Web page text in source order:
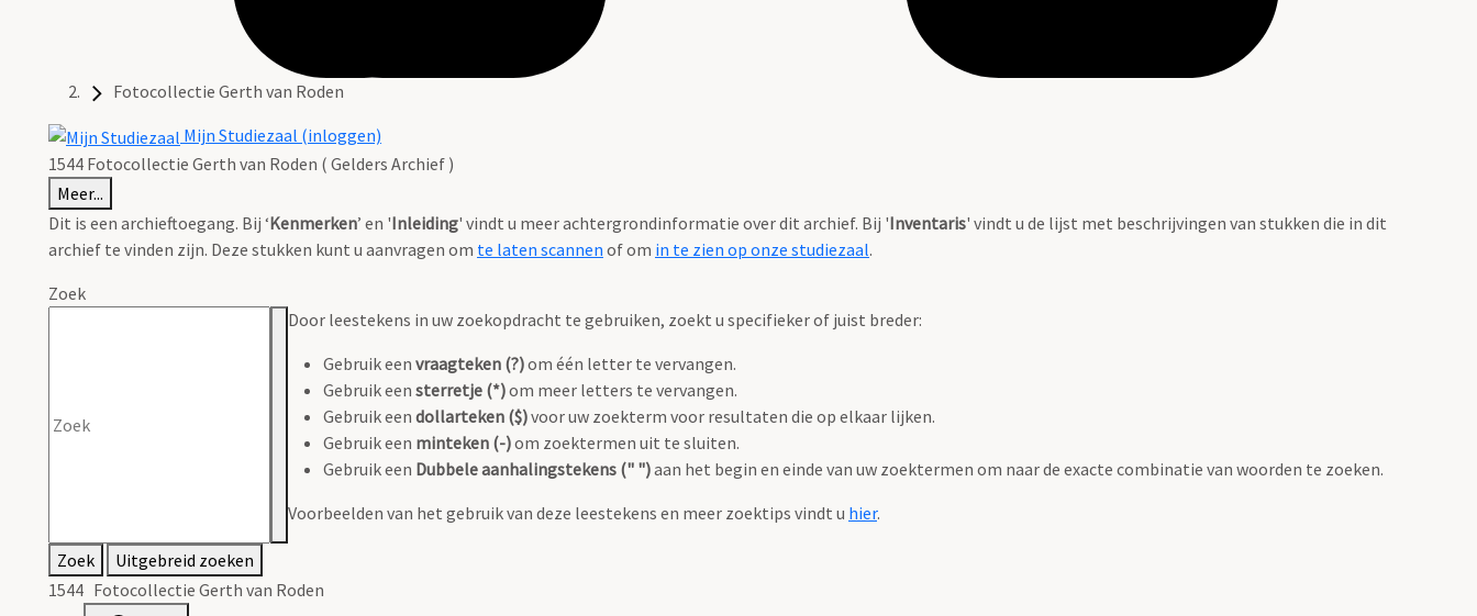
Fotocollectie Gerth van Roden
Mijn Studiezaal (inloggen)
1544 Fotocollectie Gerth van Roden ( Gelders Archief )
Meer...
Dit is een archieftoegang. Bij ‘Kenmerken’ en 'Inleiding' vindt u meer achtergrondinformatie over dit archief. Bij 'Inventaris' vindt u de lijst met beschrijvingen van stukken die in dit
archief te vinden zijn. Deze stukken kunt u aanvragen om te laten scannen of om in te zien op onze studiezaal.
Zoek
Door leestekens in uw zoekopdracht te gebruiken, zoekt u specifieker of juist breder:
Gebruik een vraagteken (?)om één letter te vervangen.
Gebruik een sterretje (*)om meer letters te vervangen.
Gebruik een dollarteken ($)voor uw zoekterm voor resultaten die op elkaar lijken.
Gebruik een minteken (-)om zoektermen uit te sluiten.
Gebruik een Dubbele aanhalingstekens (" ")aan het begin en einde van uw zoektermen om naar de exacte combinatie van woorden te zoeken.
Voorbeelden van het gebruik van deze leestekens en meer zoektips vindt u hier.
Zoek
Uitgebreid zoeken
1544 Fotocollectie Gerth van Roden